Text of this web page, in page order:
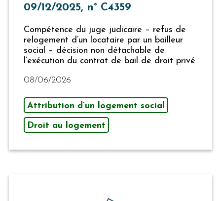
09/12/2025, n° C4359
Compétence du juge judicaire – refus de
relogement d’un locataire par un bailleur
social – décision non détachable de
l’exécution du contrat de bail de droit privé
08/06/2026
Attribution d’un logement social
Droit au logement